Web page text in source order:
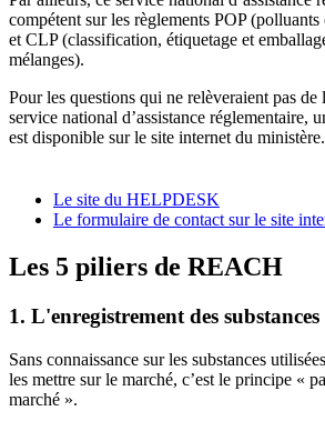
compétent sur les règlements POP
et CLP (classification, étiquetage et
mélanges).
Pour les questions qui ne relèveraient pas de
service national d’assistance réglementaire,
est disponible sur le site internet du ministère.
Le site du HELPDESK
Le formulaire de contact sur le site
Les 5 piliers de REACH
1. L'enregistrement des substances
Sans connaissance sur les substances
les mettre sur le marché, c’est le principe «
marché ».